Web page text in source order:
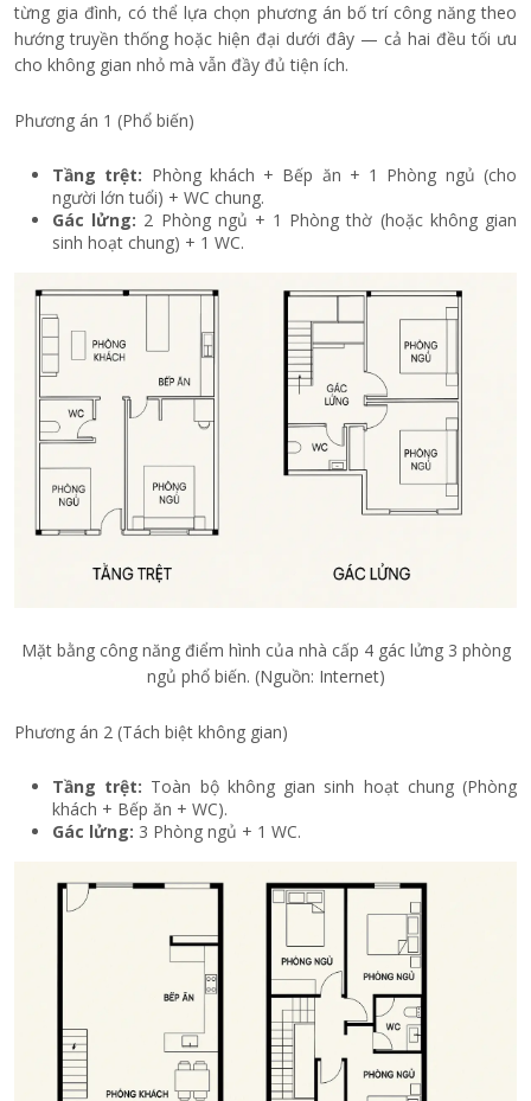
từng gia đình, có thể lựa chọn phương án bố trí công năng theo
hướng truyền thống hoặc hiện đại dưới đây — cả hai đều tối ưu
cho không gian nhỏ mà vẫn đầy đủ tiện ích.
Phương án 1 (Phổ biến)
Tầng trệt: Phòng khách + Bếp ăn + 1 Phòng ngủ (cho
người lớn tuổi) + WC chung.
Gác lửng: 2 Phòng ngủ + 1 Phòng thờ (hoặc không gian
sinh hoạt chung) + 1 WC.
Mặt bằng công năng điểm hình của nhà cấp 4 gác lửng 3 phòng
ngủ phổ biến. (Nguồn: Internet)
Phương án 2 (Tách biệt không gian)
Tầng trệt: Toàn bộ không gian sinh hoạt chung (Phòng
khách + Bếp ăn + WC).
Gác lửng: 3 Phòng ngủ + 1 WC.